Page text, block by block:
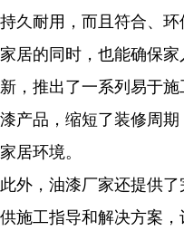
持久耐用，而且符合、
家居的同时，也能确保
新，推出了一系列易于
漆产品，缩短了装修周
家居环境。
此外，油漆厂家还提供
供施工指导和解决方案